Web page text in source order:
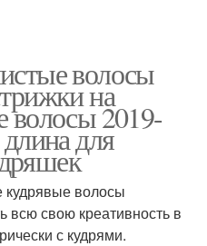
волосы
на
волосы 2019-
для
волосы
всю свою креативность в
с кудрями.